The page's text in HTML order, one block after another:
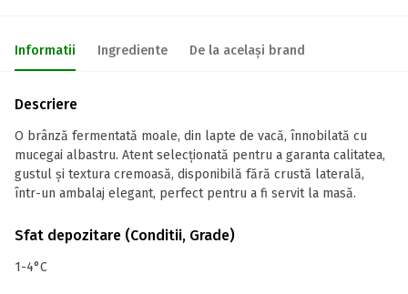
Informatii Ingrediente De la același brand
Descriere
O brânză fermentată moale, din lapte de vacă, înnobilată cu
mucegai albastru. Atent selecționată pentru a garanta calitatea,
gustul și textura cremoasă, disponibilă fără crustă laterală,
într-un ambalaj elegant, perfect pentru a fi servit la masă.
Sfat depozitare (Conditii, Grade)
1-4°C